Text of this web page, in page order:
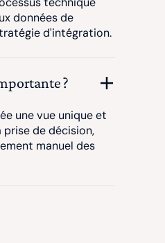
données de
d'intégration.
?
une vue unique et
de décision,
manuel des